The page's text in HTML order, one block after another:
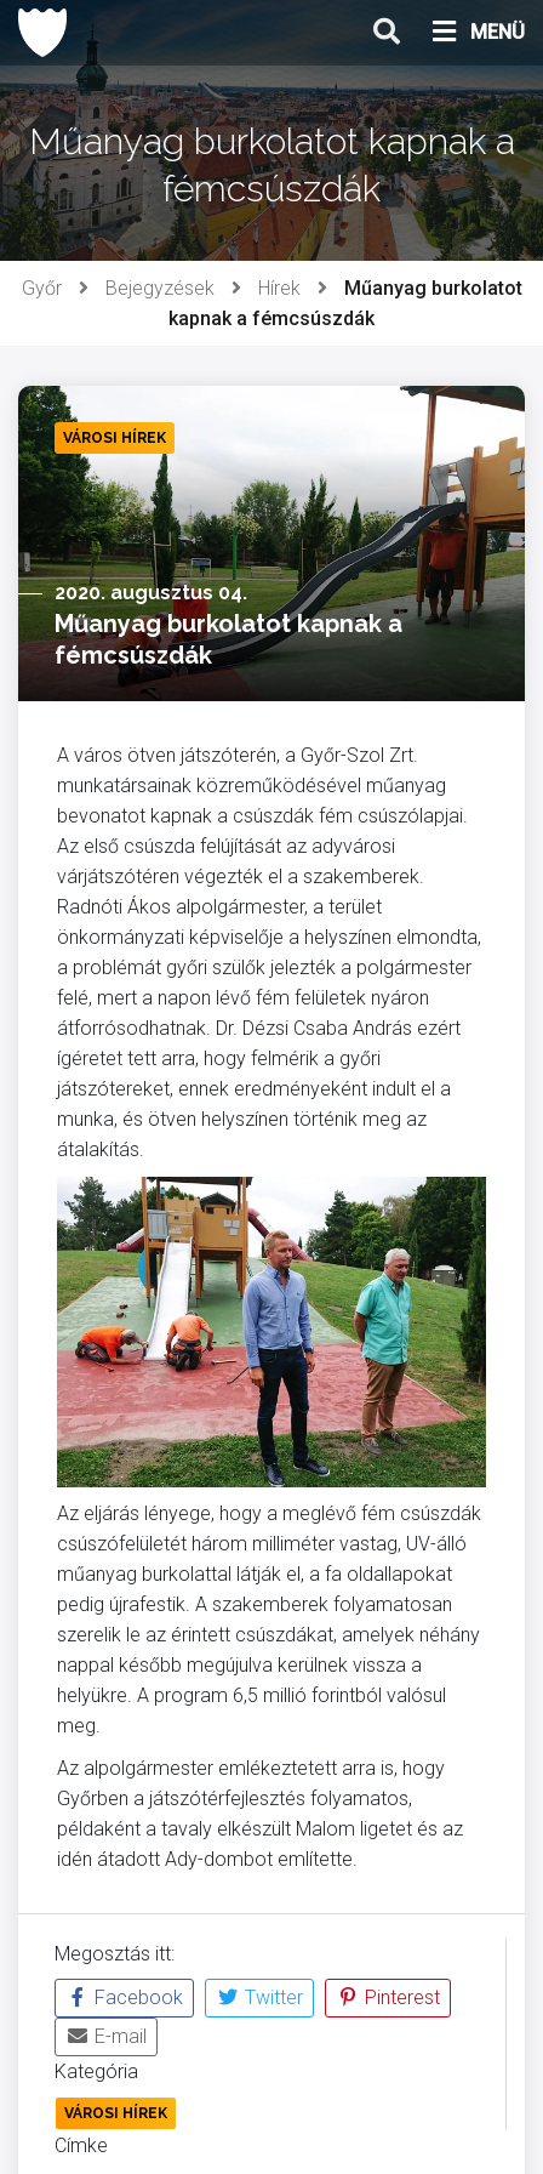
Ugrás
tartalomhoz
MENÜ
Műanyag burkolatot kapnak a
fémcsúszdák
Győr Bejegyzések Hírek
Műanyag burkolatot
kapnak a fémcsúszdák
VÁROSI HÍREK
2020. augusztus 04.
Műanyag burkolatot kapnak a
fémcsúszdák
A város ötven játszóterén, a Győr-Szol Zrt.
munkatársainak közreműködésével műanyag
bevonatot kapnak a csúszdák fém csúszólapjai.
Az első csúszda felújítását az adyvárosi
várjátszótéren végezték el a szakemberek.
Radnóti Ákos alpolgármester, a terület
önkormányzati képviselője a helyszínen elmondta,
a problémát győri szülők jelezték a polgármester
felé, mert a napon lévő fém felületek nyáron
átforrósodhatnak. Dr. Dézsi Csaba András ezért
ígéretet tett arra, hogy felmérik a győri
játszótereket, ennek eredményeként indult el a
munka, és ötven helyszínen történik meg az
átalakítás.
Az eljárás lényege, hogy a meglévő fém csúszdák
csúszófelületét három milliméter vastag, UV-álló
műanyag burkolattal látják el, a fa oldallapokat
pedig újrafestik. A szakemberek folyamatosan
szerelik le az érintett csúszdákat, amelyek néhány
nappal később megújulva kerülnek vissza a
helyükre. A program 6,5 millió forintból valósul
meg.
Az alpolgármester emlékeztetett arra is, hogy
Győrben a játszótérfejlesztés folyamatos,
példaként a tavaly elkészült Malom ligetet és az
idén átadott Ady-dombot említette.
Megosztás itt:
Facebook
Twitter
Pinterest
E-mail
Kategória
VÁROSI HÍREK
Címke